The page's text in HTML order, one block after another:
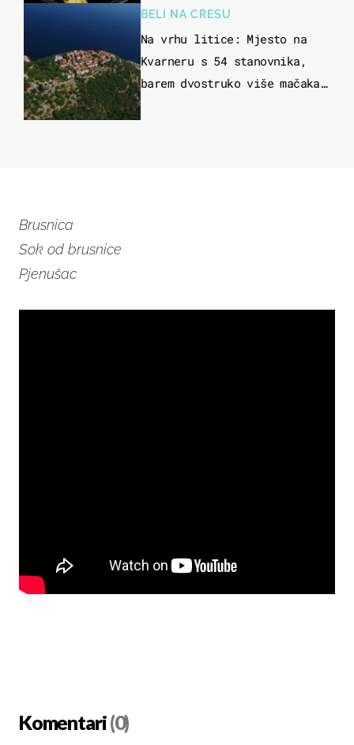
BELI NA CRESU
Na vrhu litice: Mjesto na
Kvarneru s 54 stanovnika,
barem dvostruko više mačaka
Brusnica
Sok od brusnice
Pjenušac
Komentari(0)